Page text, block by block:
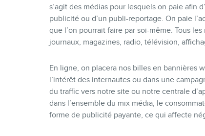
s’agit des médias pour lesquels on paie afin
publicité ou d’un publi-reportage. On paie
que l’on pourrait faire par soi-même. Tous
journaux, magazines, radio, télévision,
En ligne, on placera nos billes en bannières
l’intérêt des internautes ou dans une
du traffic vers notre site ou notre centrale
dans l’ensemble du mix média, le
forme de publicité payante, ce qui affecte